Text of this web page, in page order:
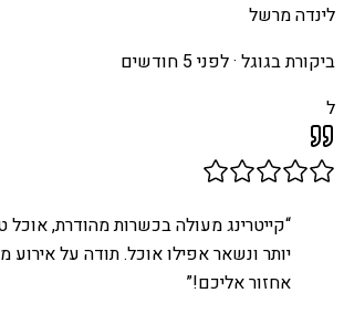
לינדה מרשל
ביקורת בגוגל ·לפני 5 חודשים
ל
“קייטרינג מעולה בכשרות מהודרת, אוכל
יותר ונשאר אפילו אוכל. תודה על אירוע
אחזור אליכם!”